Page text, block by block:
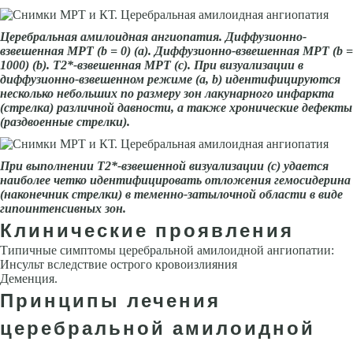
Церебральная ами­лоидная ангиопатия. Диффузионно­
взвешенная МРТ (b = 0) (а). Диффузи­онно-взвешенная МРТ (b =
1000) (b). Т2*-взвешенная МРТ (с). При визуа­лизации в
диффузионно-взвешенном режиме (а, b) идентифицируются
несколько небольших по размеру зон лакунарного инфаркта
(стрелка) различной давности, а также хрониче­ские дефекты
(раздвоенные стрелки).
При выполнении Т2*-взвешенной визуализации (с) удается
наиболее четко идентифицировать отложения гемосидерина
(наконечник стрелки) в теменно-затылочной области в виде
гипоинтенсивных зон.
Клинические проявления
Типичные симптомы церебральной амилоидной ангиопатии:
Инсульт вследствие острого кровоизлияния
Деменция.
Принципы лечения
церебральной амилоидной